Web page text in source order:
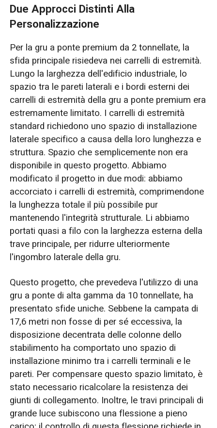
Due Approcci Distinti Alla
Personalizzazione
Per la gru a ponte premium da 2 tonnellate, la
sfida principale risiedeva nei carrelli di estremità.
Lungo la larghezza dell'edificio industriale, lo
spazio tra le pareti laterali e i bordi esterni dei
carrelli di estremità della gru a ponte premium era
estremamente limitato. I carrelli di estremità
standard richiedono uno spazio di installazione
laterale specifico a causa della loro lunghezza e
struttura. Spazio che semplicemente non era
disponibile in questo progetto. Abbiamo
modificato il progetto in due modi: abbiamo
accorciato i carrelli di estremità, comprimendone
la lunghezza totale il più possibile pur
mantenendo l'integrità strutturale. Li abbiamo
portati quasi a filo con la larghezza esterna della
trave principale, per ridurre ulteriormente
l'ingombro laterale della gru.
Questo progetto, che prevedeva l'utilizzo di una
gru a ponte di alta gamma da 10 tonnellate, ha
presentato sfide uniche. Sebbene la campata di
17,6 metri non fosse di per sé eccessiva, la
disposizione decentrata delle colonne dello
stabilimento ha comportato uno spazio di
installazione minimo tra i carrelli terminali e le
pareti. Per compensare questo spazio limitato, è
stato necessario ricalcolare la resistenza dei
giunti di collegamento. Inoltre, le travi principali di
grande luce subiscono una flessione a pieno